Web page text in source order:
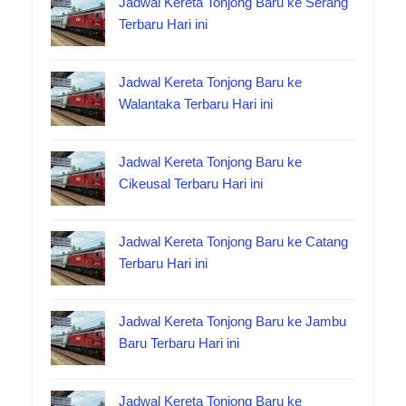
Terbaru Hari ini
Jadwal Kereta Tonjong Baru ke
Walantaka Terbaru Hari ini
Jadwal Kereta Tonjong Baru ke
Cikeusal Terbaru Hari ini
Jadwal Kereta Tonjong Baru ke Catang
Terbaru Hari ini
Jadwal Kereta Tonjong Baru ke Jambu
Baru Terbaru Hari ini
Jadwal Kereta Tonjong Baru ke